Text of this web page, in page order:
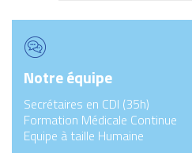
Notre équipe
Secrétaires en CDI (35h)
Formation Médicale Continue
Equipe à taille Humaine